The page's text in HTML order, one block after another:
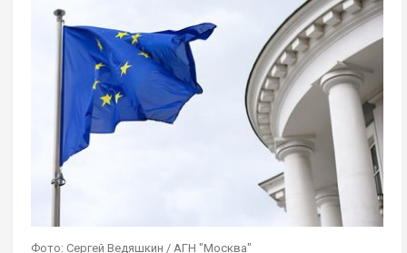
Фото: Сергей Ведяшкин / АГН "Москва"